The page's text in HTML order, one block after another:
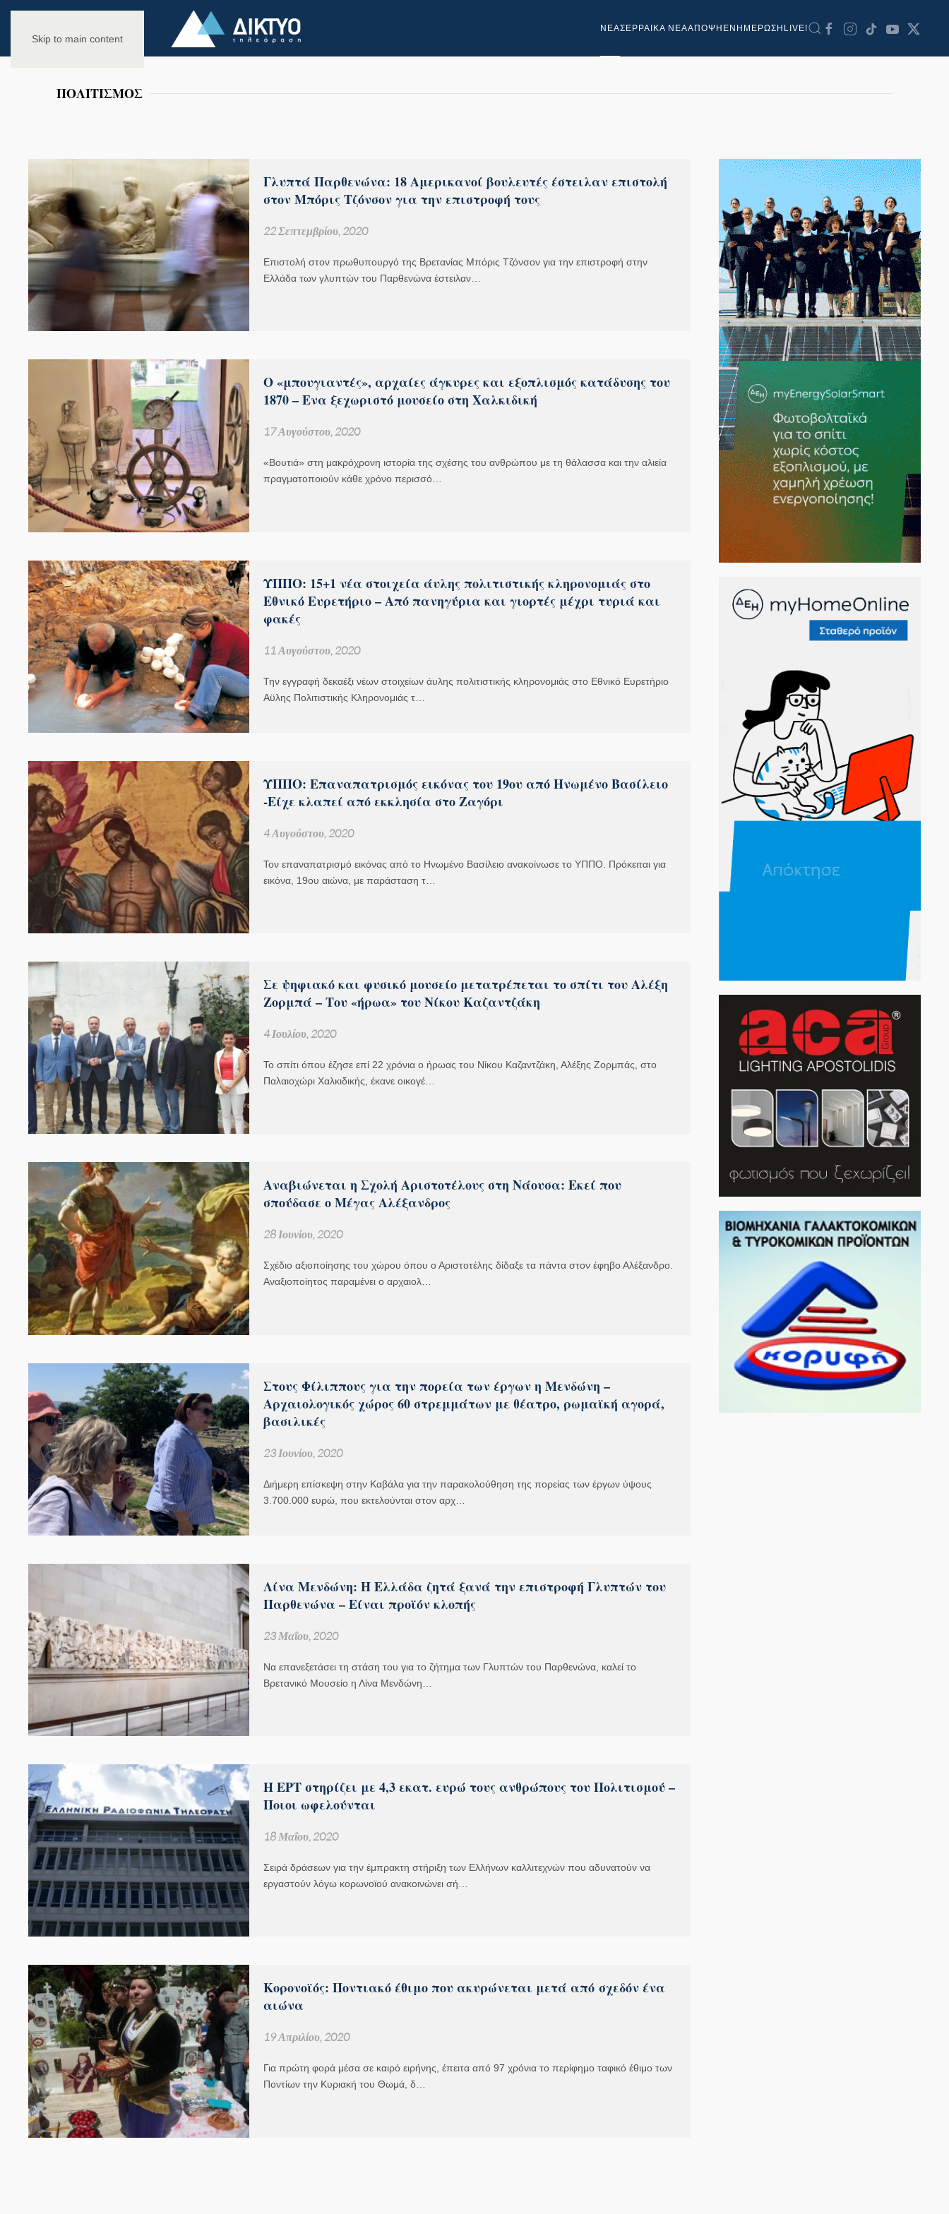
Skip to main content
NEAΣΕΡΡΑΙΚΑ ΝΕΑΑΠΟΨΗ ΕΝΗΜΕΡΩΣΗ LIVE!
ΠΟΛΙΤΙΣΜΟΣ
Γλυπτά Παρθενώνα: 18 Αμερικανοί βουλευτές έστειλαν επιστολή
στον Μπόρις Τζόνσον για την επιστροφή τους
22 Σεπτεμβρίου, 2020
Επιστολή στον πρωθυπουργό της Βρετανίας Μπόρις Τζόνσον για την επιστροφή στην
Ελλάδα των γλυπτών του Παρθενώνα έστειλαν…
Ο «μπουγιαντές», αρχαίες άγκυρες και εξοπλισμός κατάδυσης του
1870 – Ενα ξεχωριστό μουσείο στη Χαλκιδική
17 Αυγούστου, 2020
«Βουτιά» στη μακρόχρονη ιστορία της σχέσης του ανθρώπου με τη θάλασσα και την αλιεία
πραγματοποιούν κάθε χρόνο περισσό…
ΥΠΠΟ: 15+1 νέα στοιχεία άυλης πολιτιστικής κληρονομιάς στο
Εθνικό Ευρετήριο – Από πανηγύρια και γιορτές μέχρι τυριά και
φακές
11 Αυγούστου, 2020
Την εγγραφή δεκαέξι νέων στοιχείων άυλης πολιτιστικής κληρονομιάς στο Εθνικό Ευρετήριο
Αϋλης Πολιτιστικής Κληρονομιάς τ…
ΥΠΠΟ: Επαναπατρισμός εικόνας του 19ου από Ηνωμένο Βασίλειο
-Είχε κλαπεί από εκκλησία στο Ζαγόρι
4 Αυγούστου, 2020
Τον επαναπατρισμό εικόνας από το Ηνωμένο Βασίλειο ανακοίνωσε το ΥΠΠΟ. Πρόκειται για
εικόνα, 19ου αιώνα, με παράσταση τ…
Σε ψηφιακό και φυσικό μουσείο μετατρέπεται το σπίτι του Αλέξη
Ζορμπά – Του «ήρωα» του Νίκου Καζαντζάκη
4 Ιουλίου, 2020
Το σπίτι όπου έζησε επί 22 χρόνια ο ήρωας του Νίκου Καζαντζάκη, Αλέξης Ζορμπάς, στο
Παλαιοχώρι Χαλκιδικής, έκανε οικογέ…
Αναβιώνεται η Σχολή Αριστοτέλους στη Νάουσα: Εκεί που
σπούδασε ο Μέγας Αλέξανδρος
28 Ιουνίου, 2020
Σχέδιο αξιοποίησης του χώρου όπου ο Αριστοτέλης δίδαξε τα πάντα στον έφηβο Αλέξανδρο.
Αναξιοποίητος παραμένει ο αρχαιολ…
Στους Φίλιππους για την πορεία των έργων η Μενδώνη –
Αρχαιολογικός χώρος 60 στρεμμάτων με θέατρο, ρωμαϊκή αγορά,
βασιλικές
23 Ιουνίου, 2020
Διήμερη επίσκεψη στην Καβάλα για την παρακολούθηση της πορείας των έργων ύψους
3.700.000 ευρώ, που εκτελούνται στον αρχ…
Λίνα Μενδώνη: Η Ελλάδα ζητά ξανά την επιστροφή Γλυπτών του
Παρθενώνα – Είναι προϊόν κλοπής
23 Μαΐου, 2020
Να επανεξετάσει τη στάση του για το ζήτημα των Γλυπτών του Παρθενώνα, καλεί το
Βρετανικό Μουσείο η Λίνα Μενδώνη…
H ΕΡΤ στηρίζει με 4,3 εκατ. ευρώ τους ανθρώπους του Πολιτισμού –
Ποιοι ωφελούνται
18 Μαΐου, 2020
Σειρά δράσεων για την έμπρακτη στήριξη των Ελλήνων καλλιτεχνών που αδυνατούν να
εργαστούν λόγω κορωνοϊού ανακοινώνει σή…
Κορονοϊός: Ποντιακό έθιμο που ακυρώνεται μετά από σχεδόν ένα
αιώνα
19 Απριλίου, 2020
Για πρώτη φορά μέσα σε καιρό ειρήνης, έπειτα από 97 χρόνια το περίφημο ταφικό έθιμο των
Ποντίων την Κυριακή του Θωμά, δ…